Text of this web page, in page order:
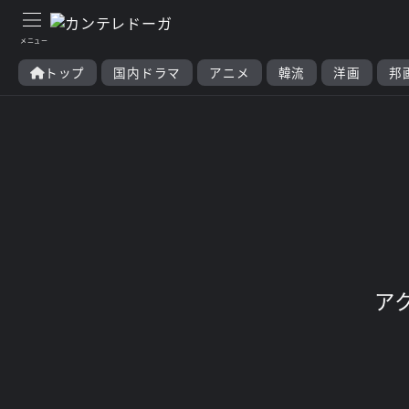
トップ 国内ドラマ アニメ 韓流 洋画 邦
ア